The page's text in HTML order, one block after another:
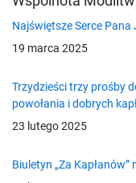
Najświętsze Serce
19 marca 2025
Trzydzieści trzy prośby
powołania i dobrych
23 lutego 2025
Biuletyn „Za Kapłanów”